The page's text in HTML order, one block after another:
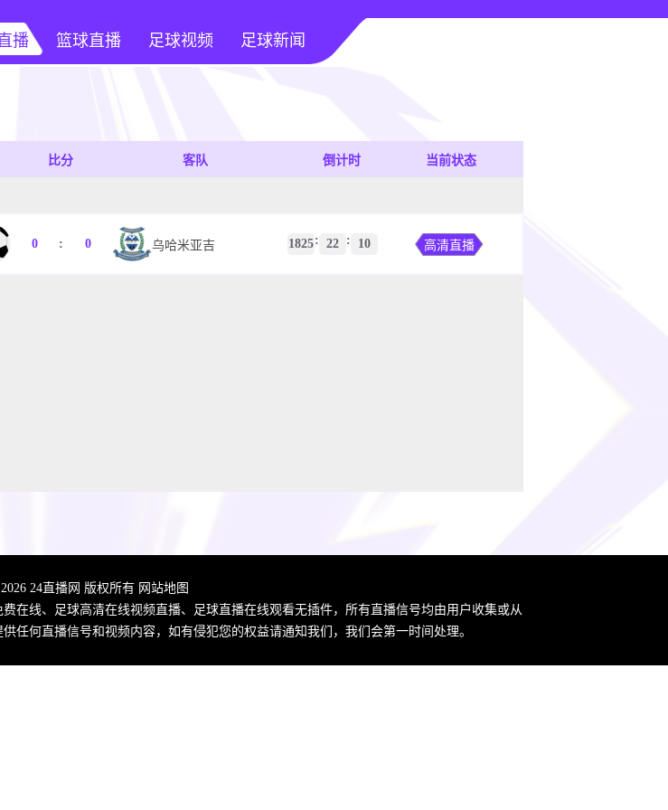
播 篮球直播 足球视频
足球新闻
比分 客队 倒计时 当前状态
0 : 0 乌哈米亚吉 1825: 22 : 10 高清直播
24直播网 版权所有 网站地图
在线、足球高清在线视频直播、足球直播在线观看无插件，所有直播信号均由用户收集或从
任何直播信号和视频内容，如有侵犯您的权益请通知我们，我们会第一时间处理。